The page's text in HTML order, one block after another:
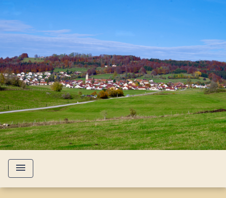
menu